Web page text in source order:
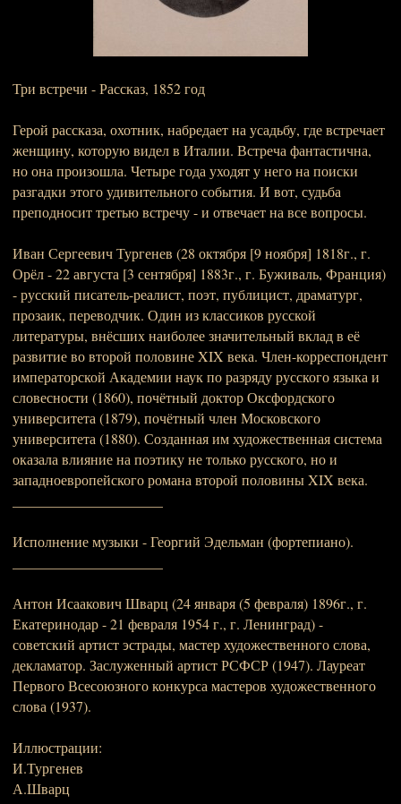
Три встречи - Рассказ, 1852 год
Герой рассказа, охотник, набредает на усадьбу, где встречает
женщину, которую видел в Италии. Встреча фантастична,
но она произошла. Четыре года уходят у него на поиски
разгадки этого удивительного события. И вот, судьба
преподносит третью встречу - и отвечает на все вопросы.
Иван Сергеевич Тургенев (28 октября [9 ноября] 1818г., г.
Орёл - 22 августа [3 сентября] 1883г., г. Буживаль, Франция)
- русский писатель-реалист, поэт, публицист, драматург,
прозаик, переводчик. Один из классиков русской
литературы, внёсших наиболее значительный вклад в её
развитие во второй половине XIX века. Член-корреспондент
императорской Академии наук по разряду русского языка и
словесности (1860), почётный доктор Оксфордского
университета (1879), почётный член Московского
университета (1880). Созданная им художественная система
оказала влияние на поэтику не только русского, но и
западноевропейского романа второй половины XIX века.
Исполнение музыки - Георгий Эдельман (фортепиано).
Антон Исаакович Шварц (24 января (5 февраля) 1896г., г.
Екатеринодар - 21 февраля 1954 г., г. Ленинград) -
советский артист эстрады, мастер художественного слова,
декламатор. Заслуженный артист РСФСР (1947). Лауреат
Первого Всесоюзного конкурса мастеров художественного
слова (1937).
Иллюстрации:
И.Тургенев
А.Шварц